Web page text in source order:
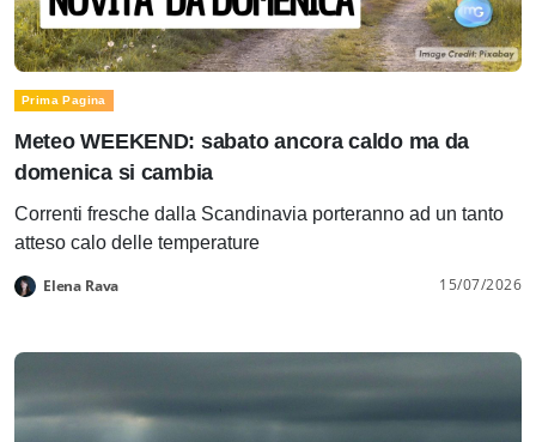
Prima Pagina
Meteo WEEKEND: sabato ancora caldo ma da
domenica si cambia
Correnti fresche dalla Scandinavia porteranno ad un tanto
atteso calo delle temperature
Elena Rava 15/07/2026